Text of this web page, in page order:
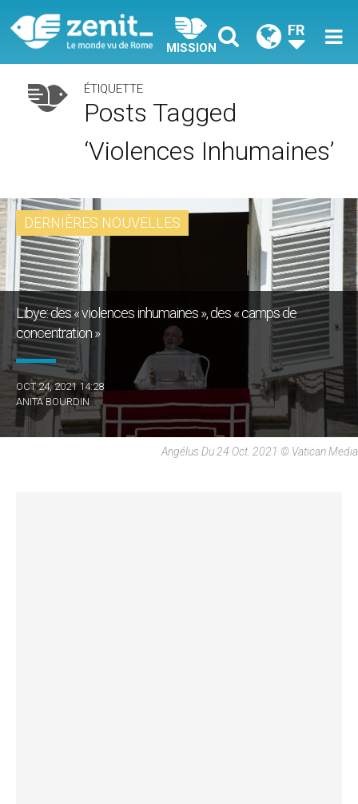
MISSION
FR
ÉTIQUETTE
Posts Tagged
‘violences Inhumaines’
DERNIÈRES NOUVELLES
Libye: des « violences inhumaines », des « camps de
concentration »
OCT 24, 2021 14:28
ANITA BOURDIN
Angélus Du 24 Oct. 2021 © Vatican Media